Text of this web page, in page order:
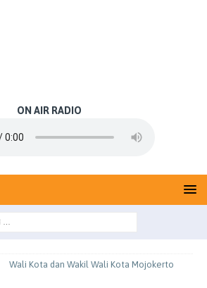
ON AIR RADIO
Wali Kota dan Wakil Wali Kota Mojokerto